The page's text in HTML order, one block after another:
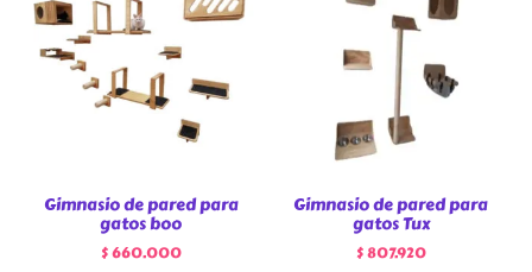
Gimnasio de pared para
gatos boo
$660.000
Gimnasio de pared para
gatos Tux
$807.920